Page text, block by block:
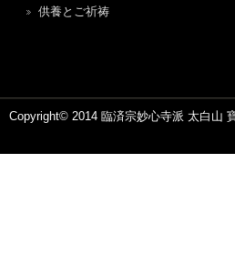
供養とご祈祷
Copyright© 2014 臨済宗妙心寺派 太白山